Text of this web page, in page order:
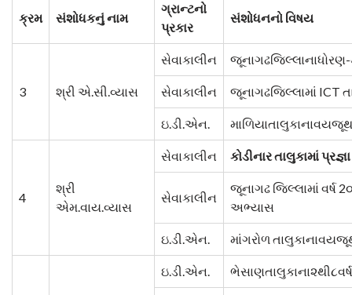
ક્રમ સંશોધકનું નામ
ગ્રાન્ટનો
પ્રકાર
સંશોધનનો વિષય
3 શ્રી એ.સી.વ્યાસ
સેવાકાલીન
સેવાકાલીન જૂનાગઢજિલ્લામાં ICT
ઇ.ડી.એન.
4
શ્રી
એમ.વાય.વ્યાસ
સેવાકાલીન કોડીનાર તાલુકામાં
સેવાકાલીન
જૂનાગઢ જિલ્લામાં વર્ષ
અભ્યાસ
ઇ.ડી.એન. માંગરોળ
ઇ.ડી.એન.